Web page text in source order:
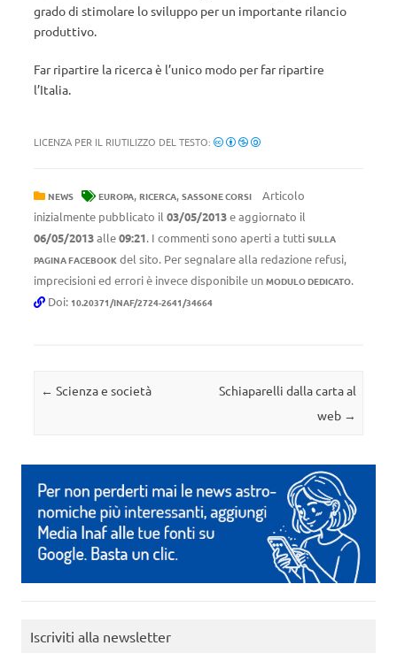
grado di stimolare lo sviluppo per un importante rilancio
produttivo.
Far ripartire la ricerca è l’unico modo per far ripartire
l’Italia.
LICENZA PER IL RIUTILIZZO DEL TESTO:
NEWS EUROPA, RICERCA, SASSONE CORSI
Articolo
inizialmente pubblicato il 03/05/2013e aggiornato il
06/05/2013alle09:21. I commenti sono aperti a tutti SULLA
PAGINA FACEBOOK del sito. Per segnalare alla redazione refusi,
imprecisioni ed errori è invece disponibile un MODULO DEDICATO.
Doi: 10.20371/INAF/2724-2641/34664
Navigazione articolo
← Scienza e società
Schiaparelli dalla carta al
web →
Iscriviti alla newsletter